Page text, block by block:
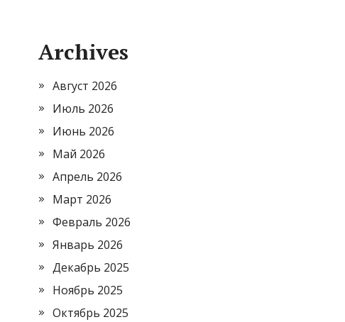
Archives
Август 2026
Июль 2026
Июнь 2026
Май 2026
Апрель 2026
Март 2026
Февраль 2026
Январь 2026
Декабрь 2025
Ноябрь 2025
Октябрь 2025